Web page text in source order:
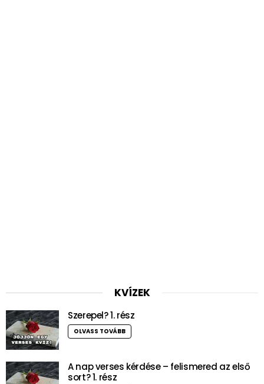
KVÍZEK
Szerepel? 1. rész
OLVASS TOVÁBB
A nap verses kérdése – felismered az első
sort? 1. rész